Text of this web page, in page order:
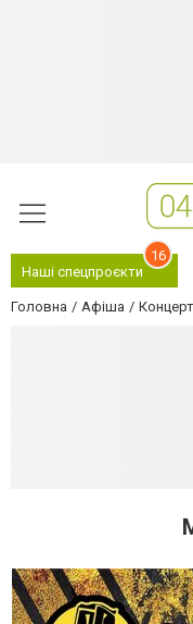
Наші спецпроєкти
16
Головна Афіша